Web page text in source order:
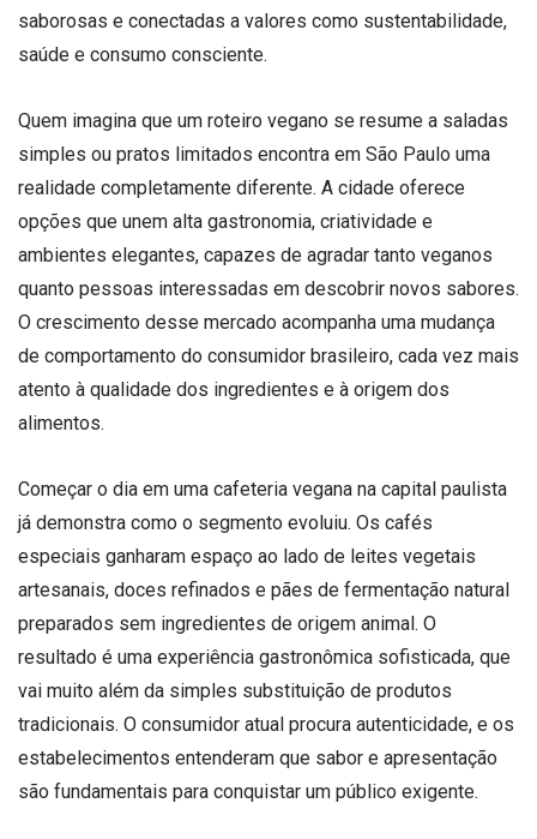
saborosas e conectadas a valores como sustentabilidade,
saúde e consumo consciente.
Quem imagina que um roteiro vegano se resume a saladas
simples ou pratos limitados encontra em São Paulo uma
realidade completamente diferente. A cidade oferece
opções que unem alta gastronomia, criatividade e
ambientes elegantes, capazes de agradar tanto veganos
quanto pessoas interessadas em descobrir novos sabores.
O crescimento desse mercado acompanha uma mudança
de comportamento do consumidor brasileiro, cada vez mais
atento à qualidade dos ingredientes e à origem dos
alimentos.
Começar o dia em uma cafeteria vegana na capital paulista
já demonstra como o segmento evoluiu. Os cafés
especiais ganharam espaço ao lado de leites vegetais
artesanais, doces refinados e pães de fermentação natural
preparados sem ingredientes de origem animal. O
resultado é uma experiência gastronômica sofisticada, que
vai muito além da simples substituição de produtos
tradicionais. O consumidor atual procura autenticidade, e os
estabelecimentos entenderam que sabor e apresentação
são fundamentais para conquistar um público exigente.